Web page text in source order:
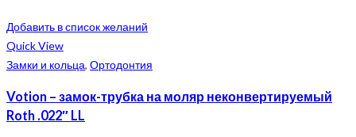
Добавить в список желаний
Quick View
Замки и кольца, Ортодонтия
Votion – замок-трубка на моляр неконвертируемый
Roth .022″ LL